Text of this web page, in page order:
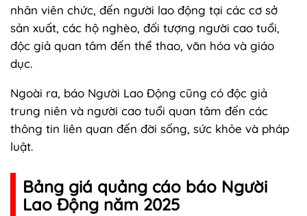
nhân viên chức, đến người lao động tại các cơ sở
sản xuất, các hộ nghèo, đối tượng người cao tuổi,
độc giả quan tâm đến thể thao, văn hóa và giáo
dục.
Ngoài ra, báo Người Lao Động cũng có độc giả
trung niên và người cao tuổi quan tâm đến các
thông tin liên quan đến đời sống, sức khỏe và pháp
luật.
Bảng giá quảng cáo báo Người
Lao Động năm 2025